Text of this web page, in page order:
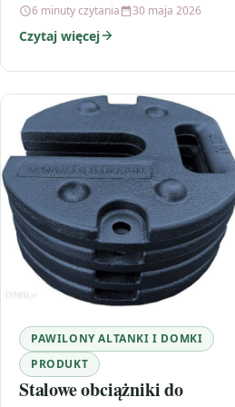
6 minuty czytania 30 maja 2026
Czytaj więcej
PAWILONY ALTANKI I DOMKI
PRODUKT
Stalowe obciążniki do